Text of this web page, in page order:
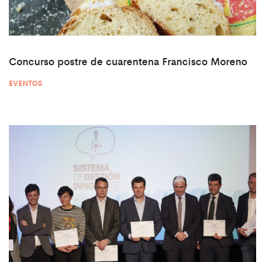
Concurso postre de cuarentena Francisco Moreno
EVENTOS